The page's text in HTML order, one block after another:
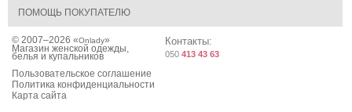
ПОМОЩЬ ПОКУПАТЕЛЮ
© 2007–2026 «Onlady»
Магазин женской одежды,
белья и купальников
Пользовательское соглашение
Политика конфиденциальности
Карта сайта
Контакты:
050 413 43 63